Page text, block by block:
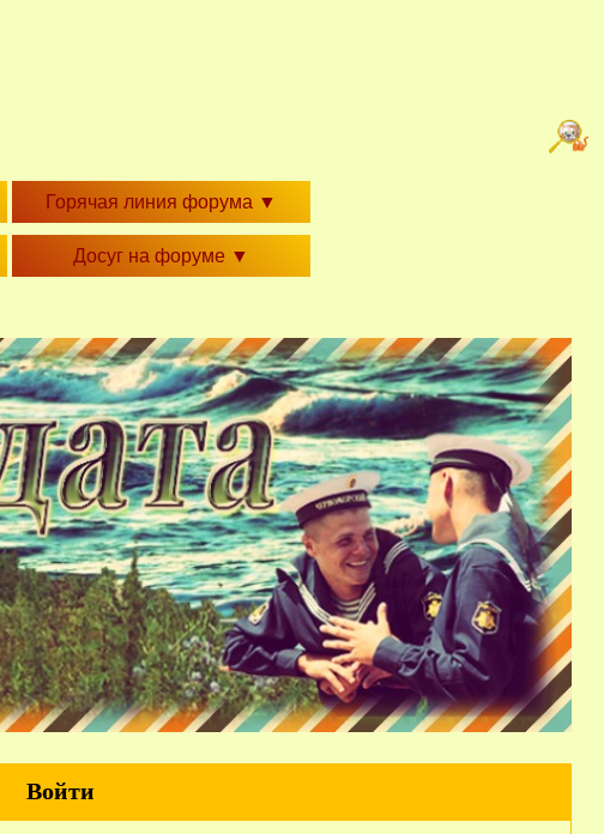
Горячая линия форума ▼
Досуг на форуме ▼
Войти